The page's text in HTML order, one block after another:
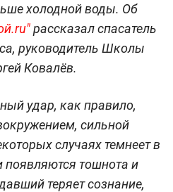
холодной воды. Об
рассказал спасатель
руководитель Школы
Ковалёв.
удар, как правило,
сильной
случаях темнеет в
появляются тошнота и
теряет сознание,